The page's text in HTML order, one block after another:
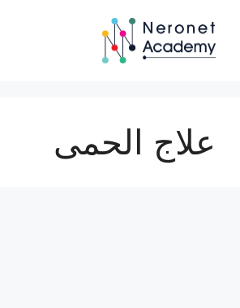
المحتوى
علاج الحمى